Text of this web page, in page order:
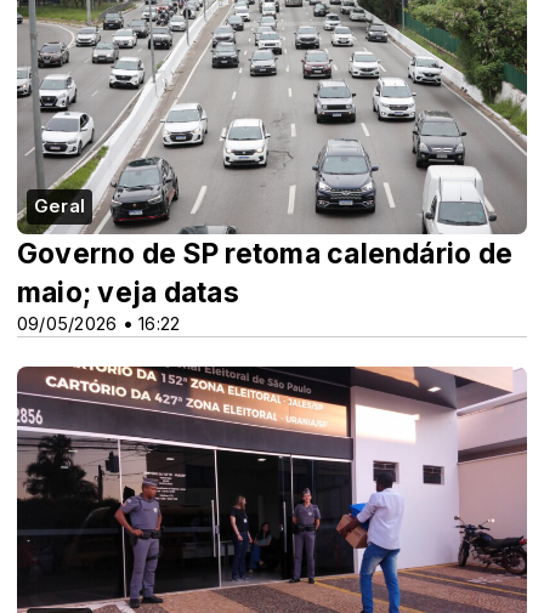
Geral
09/05/2026 • 16:22
Governo de SP retoma calendário de
maio; veja datas